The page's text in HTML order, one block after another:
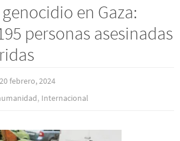
en Gaza:
personas asesinadas
20 febrero, 2024
, Internacional